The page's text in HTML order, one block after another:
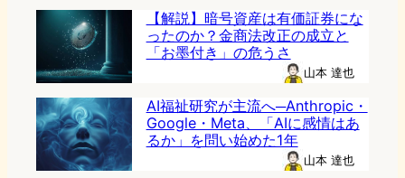
【解説】暗号資産は有価証券にな
ったのか？金商法改正の成立と
「お墨付き」の危うさ
山本 達也
AI福祉研究が主流へ─Anthropic・
Google・Meta、「AIに感情はあ
るか」を問い始めた1年
山本 達也